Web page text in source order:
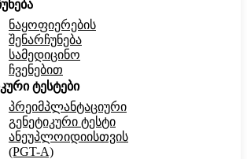
ნაყოფიერების
შენარჩუნება
სამედიცინო
ჩვენებით
ტესტები
პრეიმპლანტაციური
გენეტიკური ტესტი
ანეუპლოიდიისთვის
(PGT-A)